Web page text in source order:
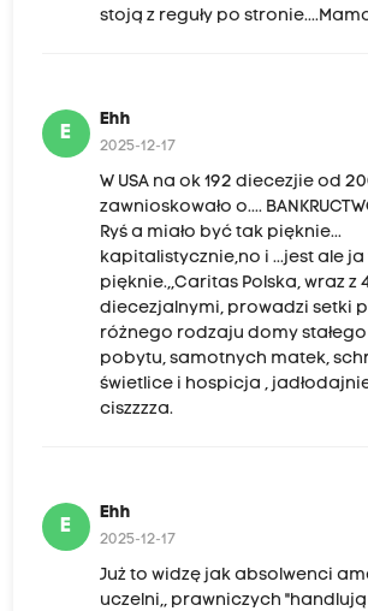
stoją z reguły po
E
Ehh
2025-12-17
W USA na ok 192 diecezjie od
zawnioskowało o....
Ryś a miało być tak pięknie...
kapitalistycznie,no i ...jest ale
pięknie.,,Caritas Polska, wraz z
diecezjalnymi, prowadzi setki
różnego rodzaju domy
pobytu, samotnych matek,
świetlice i hospicja ,
ciszzzza.
E
Ehh
2025-12-17
Już to widzę jak absolwenci
uczelni,, prawniczych